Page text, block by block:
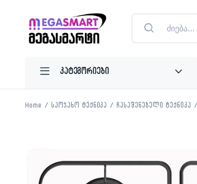
Products
search
Home საოჯახო ტექნიკა ჩასაშენებელი ტექნიკა